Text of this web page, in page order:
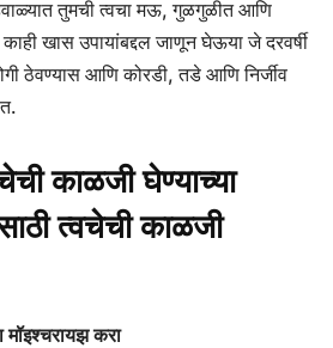
तुमची त्वचा मऊ, गुळगुळीत आणि
खास उपायांबद्दल जाणून घेऊया जे दरवर्षी
ठेवण्यास आणि कोरडी, तडे आणि निर्जीव
काळजी घेण्याच्या
त्वचेची काळजी
करा